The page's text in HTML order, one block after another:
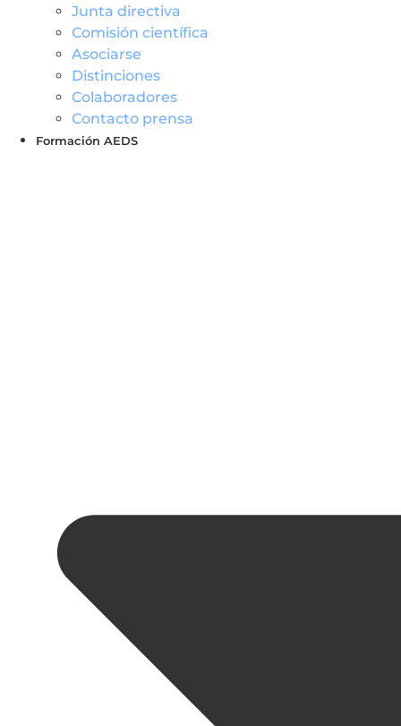
Junta directiva
Comisión científica
Asociarse
Distinciones
Colaboradores
Contacto prensa
Formación AEDS